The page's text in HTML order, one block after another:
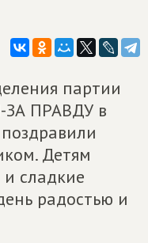
партии
ПРАВДУ в
Детям
сладкие
радостью и